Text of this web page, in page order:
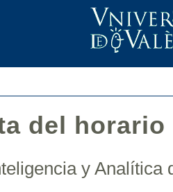
del horario
y Analítica